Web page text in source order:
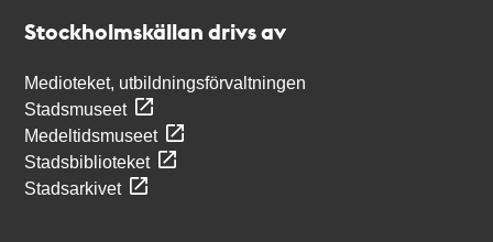
Stockholmskällan drivs av
Medioteket, utbildningsförvaltningen
Stadsmuseet
Medeltidsmuseet
Stadsbiblioteket
Stadsarkivet